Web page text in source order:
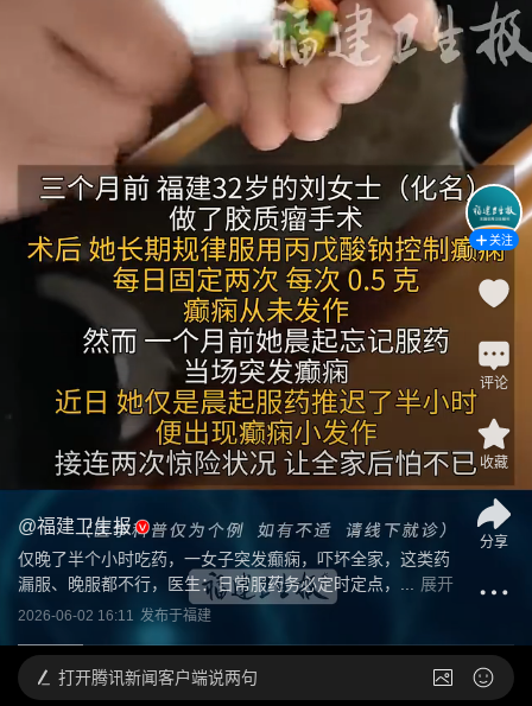
@福建卫生报
仅晚了半个小时吃药，一女子突发癫痫，吓坏全家，这类药
漏服、晚服都不行，医生：日常服药务必定时定点，...
展开
2026-06-02 16:11 发布于福建
关注
评论
收藏
分享
打开腾讯新闻客户端说两句